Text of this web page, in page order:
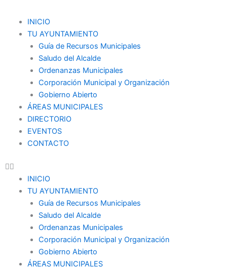
contenido
INICIO
TU AYUNTAMIENTO
Guía de Recursos Municipales
Saludo del Alcalde
Ordenanzas Municipales
Corporación Municipal y Organización
Gobierno Abierto
ÁREAS MUNICIPALES
DIRECTORIO
EVENTOS
CONTACTO
Menu
INICIO
TU AYUNTAMIENTO
Guía de Recursos Municipales
Saludo del Alcalde
Ordenanzas Municipales
Corporación Municipal y Organización
Gobierno Abierto
ÁREAS MUNICIPALES